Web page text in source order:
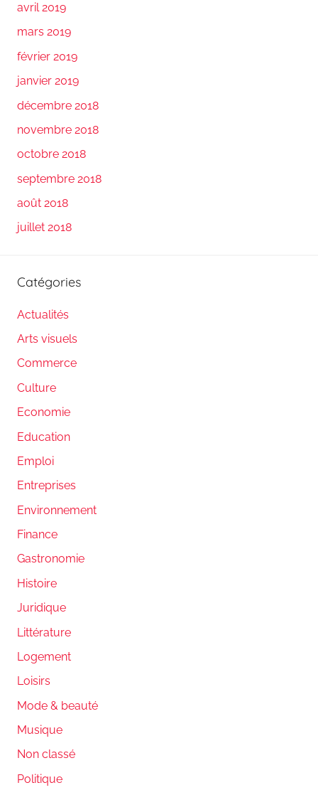
avril 2019
mars 2019
février 2019
janvier 2019
décembre 2018
novembre 2018
octobre 2018
septembre 2018
août 2018
juillet 2018
Catégories
Actualités
Arts visuels
Commerce
Culture
Economie
Education
Emploi
Entreprises
Environnement
Finance
Gastronomie
Histoire
Juridique
Littérature
Logement
Loisirs
Mode & beauté
Musique
Non classé
Politique